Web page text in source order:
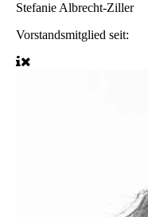
Stefanie Albrecht-Ziller
Vorstandsmitglied seit: